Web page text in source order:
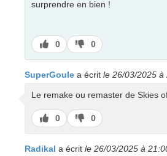
surprendre en bien !
J’aime
0
J’aime
pas
0
SuperGoule a écrit le 26/03/2025 à
Le remake ou remaster de Skies
J’aime
0
J’aime
pas
0
Radikal a écrit le 26/03/2025 à